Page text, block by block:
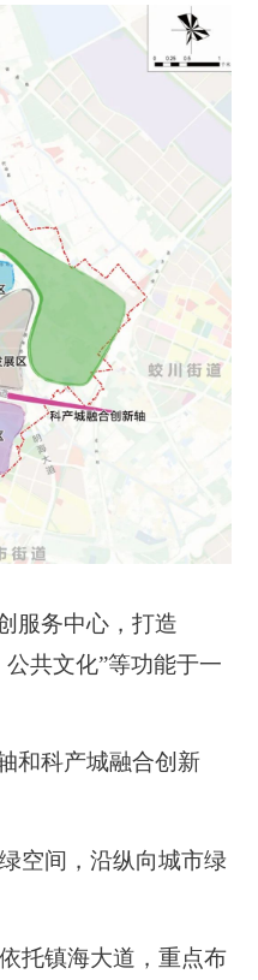
服务中心，打造
共文化”等功能于一
和科产城融合创新
空间，沿纵向城市绿
托镇海大道，重点布